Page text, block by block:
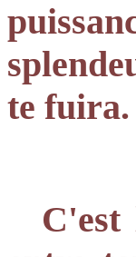
te fuira.
C'est